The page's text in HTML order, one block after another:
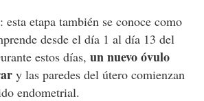
: esta etapa también se conoce como
desde el día 1 al día 13 del
estos días, un nuevo óvulo
y las paredes del útero comienzan
endometrial.